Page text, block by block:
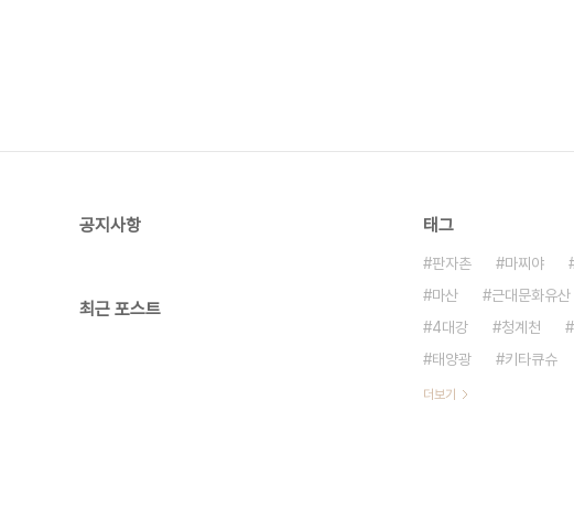
공지사항
최근 포스트
태그
판자촌 마찌야
마산
근대문화유산
4대강
청계천
태양광
키타큐슈
더보기